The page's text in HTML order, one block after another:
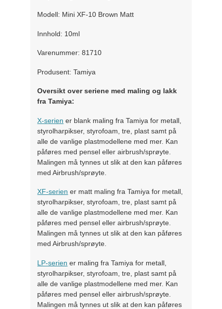
Modell: Mini XF-10 Brown Matt
Innhold: 10ml
Varenummer: 81710
Produsent: Tamiya
Oversikt over seriene med maling og lakk
fra Tamiya:
X-serien er blank maling fra Tamiya for metall,
styrolharpikser, styrofoam, tre, plast samt på
alle de vanlige plastmodellene med mer. Kan
påføres med pensel eller airbrush/sprøyte.
Malingen må tynnes ut slik at den kan påføres
med Airbrush/sprøyte.
XF-serien er matt maling fra Tamiya for metall,
styrolharpikser, styrofoam, tre, plast samt på
alle de vanlige plastmodellene med mer. Kan
påføres med pensel eller airbrush/sprøyte.
Malingen må tynnes ut slik at den kan påføres
med Airbrush/sprøyte.
LP-serien er maling fra Tamiya for metall,
styrolharpikser, styrofoam, tre, plast samt på
alle de vanlige plastmodellene med mer. Kan
påføres med pensel eller airbrush/sprøyte.
Malingen må tynnes ut slik at den kan påføres